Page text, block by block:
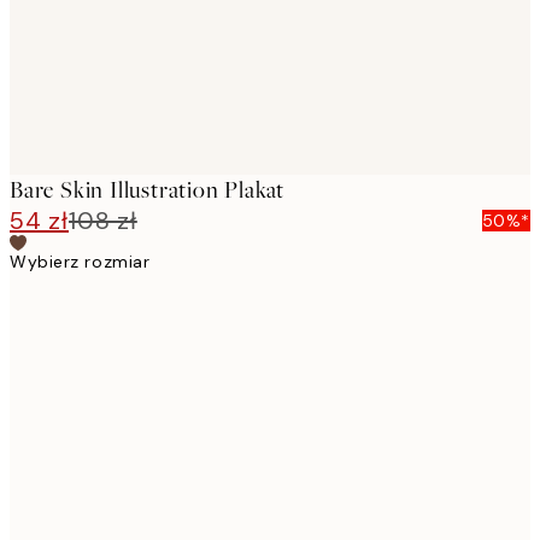
Bare Skin Illustration Plakat
54 zł108 zł
50%*
Wybierz rozmiar